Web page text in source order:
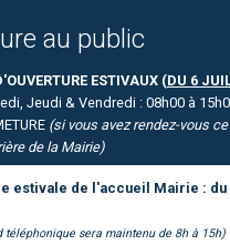
au public
ESTIVAUX (DU 6
Jeudi & Vendredi : 08h00 à
(si vous avez rendez-vous
de la Mairie)
estivale de l'accueil Mairie : du
téléphonique sera maintenu de 8h à 15h)